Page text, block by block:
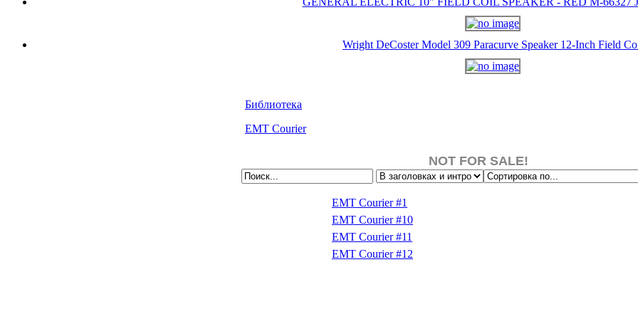
Wright DeCoster Model 309 Paracurve Speaker 12-Inch Field
Библиотека
EMT Courier
NOT FOR SALE!
EMT Courier #1
EMT Courier #10
EMT Courier #11
EMT Courier #12